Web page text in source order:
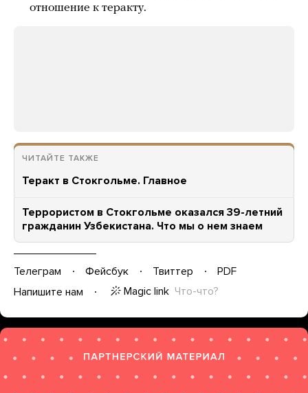
отношение к теракту.
ЧИТАЙТЕ ТАКЖЕ
Теракт в Стокгольме. Главное
Террористом в Стокгольме оказался 39-летний
гражданин Узбекистана. Что мы о нем знаем
Телеграм Фейсбук Твиттер
PDF
Напишите нам
Magic link Что-что?